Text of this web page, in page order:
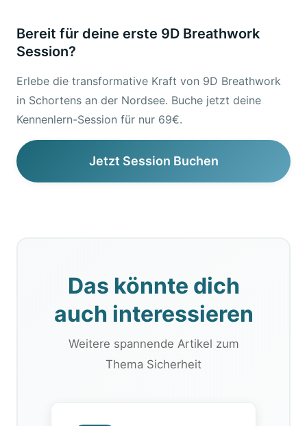
Bereit für deine erste 9D Breathwork
Session?
Erlebe die transformative Kraft von 9D Breathwork
in Schortens an der Nordsee. Buche jetzt deine
Kennenlern-Session für nur 69€.
Jetzt Session Buchen
Das könnte dich
auch interessieren
Weitere spannende Artikel zum
Thema Sicherheit